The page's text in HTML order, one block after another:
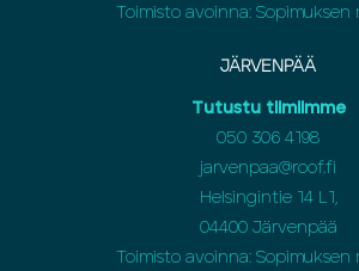
Toimisto avoinna: Sopimuksen
JÄRVENPÄÄ
Tutustu tiimiimme
050 306 4198
jarvenpaa@roof.fi
Helsingintie 14 L1,
04400 Järvenpää
Toimisto avoinna: Sopimuksen